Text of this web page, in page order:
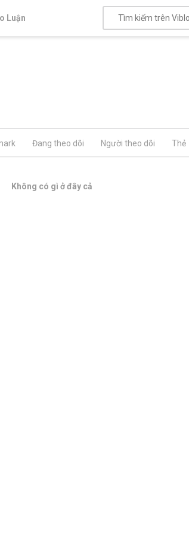
Luận
Đang theo dõi Người theo dõi Thẻ
Không có gì ở đây cả